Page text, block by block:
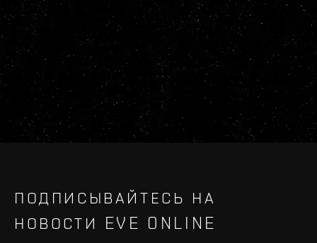
ПОДПИСЫВАЙТЕСЬ НА
НОВОСТИ EVE ONLINE